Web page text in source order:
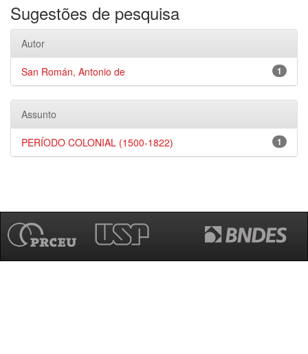
Sugestões de pesquisa
Autor
1
San Román, Antonio de
Assunto
1
PERÍODO COLONIAL (1500-1822)